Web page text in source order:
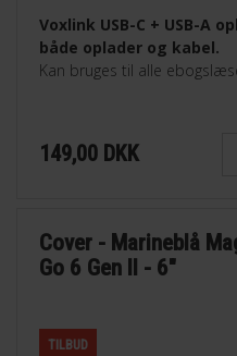
Voxlink USB-C + USB-A
både oplader og kabel.
Kan bruges til alle
149,00 DKK
Cover - Marineblå
Go 6 Gen II - 6"
TILBUD